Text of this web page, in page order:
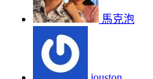
馬克泡